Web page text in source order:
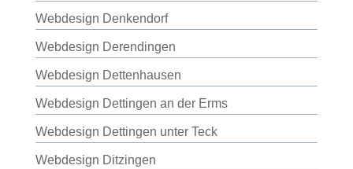
Webdesign Denkendorf
Webdesign Derendingen
Webdesign Dettenhausen
Webdesign Dettingen an der Erms
Webdesign Dettingen unter Teck
Webdesign Ditzingen